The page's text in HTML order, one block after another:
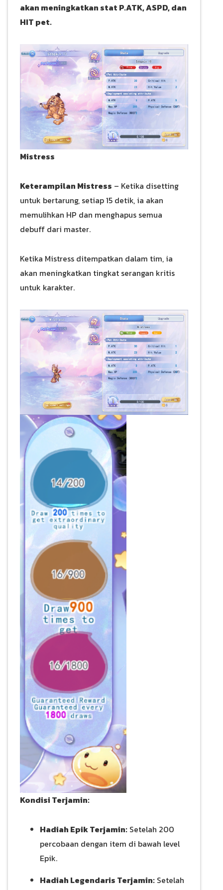
akan meningkatkan stat P.ATK, ASPD, dan
HIT pet.
Mistress
Keterampilan Mistress – Ketika disetting
untuk bertarung, setiap 15 detik, ia akan
memulihkan HP dan menghapus semua
debuff dari master.
Ketika Mistress ditempatkan dalam tim, ia
akan meningkatkan tingkat serangan kritis
untuk karakter.
Kondisi Terjamin:
Hadiah Epik Terjamin: Setelah 200
percobaan dengan item di bawah level
Epik.
Hadiah Legendaris Terjamin: Setelah